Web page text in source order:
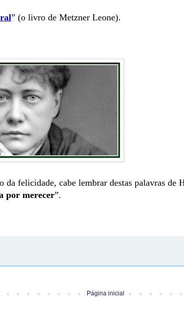
” (o livro de Metzner Leone).
da felicidade, cabe lembrar destas palavras de
por merecer”.
Página inicial